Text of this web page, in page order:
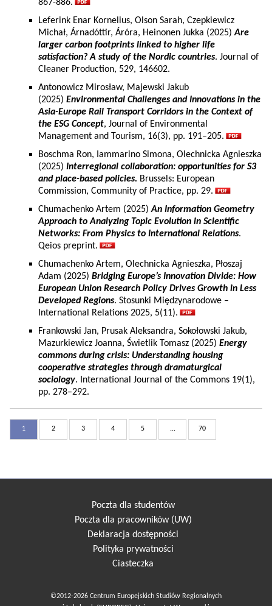
867-886.
Leferink Enar Kornelius, Olson Sarah, Czepkiewicz
Michał, Árnadóttir, Áróra, Heinonen Jukka (2025)Are
larger carbon footprints linked to higher life
satisfaction? A study of the Nordic countries. Journal of
Cleaner Production, 529, 146602.
Antonowicz Mirosław, Majewski Jakub
(2025) Environmental Challenges and Innovations in the
Asia-Europe Rail Transport Corridors in the Context of
the ESG Concept, Journal of Environmental
Management and Tourism, 16(3), pp. 191–205.
Boschma Ron, Iammarino Simona, Olechnicka Agnieszka
(2025) Interregional collaboration: opportunities for S3
and place-based policies. Brussels: European
Commission, Community of Practice, pp. 29.
Chumachenko Artem (2025)An Information Geometry
Approach to Analyzing Topic Evolution in Scientific
Networks: From Physics to International Relations.
Qeios preprint.
Chumachenko Artem, Olechnicka Agnieszka, Płoszaj
Adam (2025) Bridging Europe’s Innovation Divide: How
European Union Research Policy Drives Growth in Less
Developed Regions. Stosunki Międzynarodowe –
International Relations 2025, 5(11).
Frankowski Jan, Prusak Aleksandra, Sokołowski Jakub,
Mazurkiewicz Joanna, Świetlik Tomasz (2025) Energy
commons during crisis: Understanding housing
cooperative strategies through dramaturgical
sociology. International Journal of the Commons 19(1),
pp. 278–292.
1 2 3 4 5 ... 70
Poczta dla studentów
Poczta dla pracowników (UW)
Deklaracja dostępności
Polityka prywatności
Ciasteczka
©2012-2026 Centrum Europejskich Studiów Regionalnych